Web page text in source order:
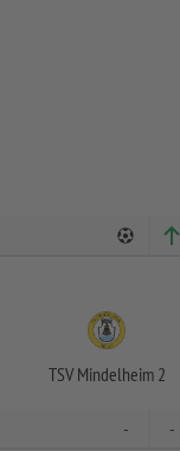
TSV Mindelheim 2
- -